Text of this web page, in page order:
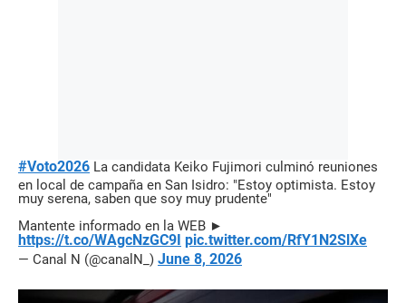
#Voto2026 La candidata Keiko Fujimori culminó reuniones
en local de campaña en San Isidro: "Estoy optimista. Estoy
muy serena, saben que soy muy prudente"
Mantente informado en la WEB ►
https://t.co/WAgcNzGC9I pic.twitter.com/RfY1N2SlXe
— Canal N (@canalN_) June 8, 2026